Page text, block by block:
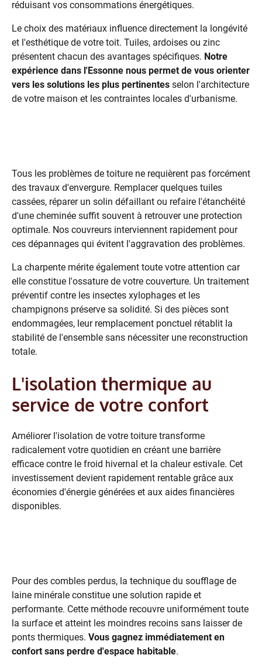
réduisant vos consommations énergétiques.
Le choix des matériaux influence directement la longévité
et l'esthétique de votre toit. Tuiles, ardoises ou zinc
présentent chacun des avantages spécifiques. Notre
expérience dans l'Essonne nous permet de vous orienter
vers les solutions les plus pertinentes selon l'architecture
de votre maison et les contraintes locales d'urbanisme.
Tous les problèmes de toiture ne requièrent pas forcément
des travaux d'envergure. Remplacer quelques tuiles
cassées, réparer un solin défaillant ou refaire l'étanchéité
d'une cheminée suffit souvent à retrouver une protection
optimale. Nos couvreurs interviennent rapidement pour
ces dépannages qui évitent l'aggravation des problèmes.
La charpente mérite également toute votre attention car
elle constitue l'ossature de votre couverture. Un traitement
préventif contre les insectes xylophages et les
champignons préserve sa solidité. Si des pièces sont
endommagées, leur remplacement ponctuel rétablit la
stabilité de l'ensemble sans nécessiter une reconstruction
totale.
L'isolation thermique au
service de votre confort
Améliorer l'isolation de votre toiture transforme
radicalement votre quotidien en créant une barrière
efficace contre le froid hivernal et la chaleur estivale. Cet
investissement devient rapidement rentable grâce aux
économies d'énergie générées et aux aides financières
disponibles.
Pour des combles perdus, la technique du soufflage de
laine minérale constitue une solution rapide et
performante. Cette méthode recouvre uniformément toute
la surface et atteint les moindres recoins sans laisser de
ponts thermiques. Vous gagnez immédiatement en
confort sans perdre d'espace habitable.